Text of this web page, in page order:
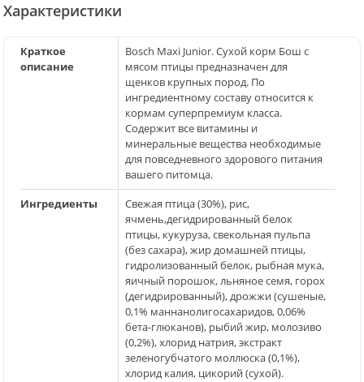
Характеристики
Краткое
описание
Bosch Maxi Junior. Сухой корм Бош с
мясом птицы предназначен для
щенков крупных пород. По
ингредиентному составу относится к
кормам суперпремиум класса.
Содержит все витамины и
минеральные вещества необходимые
для повседневного здорового питания
вашего питомца.
Ингредиенты
Свежая птица (30%), рис,
ячмень,дегидрированный белок
птицы, кукуруза, свекольная пульпа
(без сахара), жир домашней птицы,
гидролизованный белок, рыбная мука,
яичный порошок, льняное семя, горох
(дегидрированный), дрожжи (сушеные,
0,1% маннанолигосахаридов, 0,06%
бета-глюканов), рыбий жир, молозиво
(0,2%), хлорид натрия, экстракт
зеленогубчатого моллюска (0,1%),
хлорид калия, цикорий (сухой).